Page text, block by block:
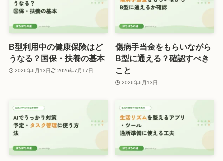
B型利用中の健康保険はど
うなる？国保・扶養の基本
2026年6月13日 2026年7月17日
傷病手当金をもらいながら
B型に通える？確認すべき
こと
2026年6月13日